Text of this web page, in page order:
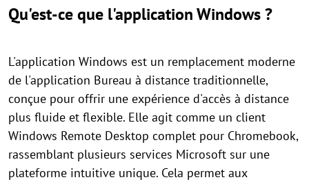
Qu'est-ce que l'application Windows ?
L'application Windows est un remplacement moderne
de l'application Bureau à distance traditionnelle,
conçue pour offrir une expérience d'accès à distance
plus fluide et flexible. Elle agit comme un client
Windows Remote Desktop complet pour Chromebook,
rassemblant plusieurs services Microsoft sur une
plateforme intuitive unique. Cela permet aux